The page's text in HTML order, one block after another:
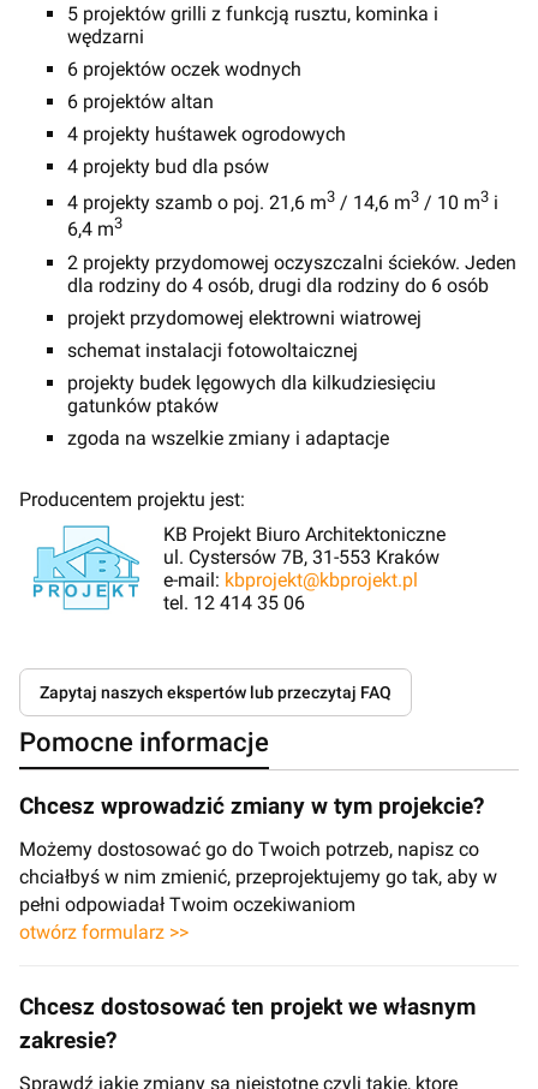
5 projektów grilli z funkcją rusztu, kominka i
wędzarni
6 projektów oczek wodnych
6 projektów altan
4 projekty huśtawek ogrodowych
4 projekty bud dla psów
4 projekty szamb o poj. 21,6 m3 / 14,6 m3 / 10 m3 i
6,4 m3
2 projekty przydomowej oczyszczalni ścieków. Jeden
dla rodziny do 4 osób, drugi dla rodziny do 6 osób
projekt przydomowej elektrowni wiatrowej
schemat instalacji fotowoltaicznej
projekty budek lęgowych dla kilkudziesięciu
gatunków ptaków
zgoda na wszelkie zmiany i adaptacje
Producentem projektu jest:
KB Projekt Biuro Architektoniczne
ul. Cystersów 7B, 31-553 Kraków
e-mail: kbprojekt@kbprojekt.pl
tel. 12 414 35 06
Zapytaj naszych ekspertów lub przeczytaj FAQ
Pomocne informacje
Chcesz wprowadzić zmiany w tym projekcie?
Możemy dostosować go do Twoich potrzeb, napisz co
chciałbyś w nim zmienić, przeprojektujemy go tak, aby w
pełni odpowiadał Twoim oczekiwaniom
otwórz formularz >>
Chcesz dostosować ten projekt we własnym
zakresie?
Sprawdź jakie zmiany są nieistotne czyli takie, ktore